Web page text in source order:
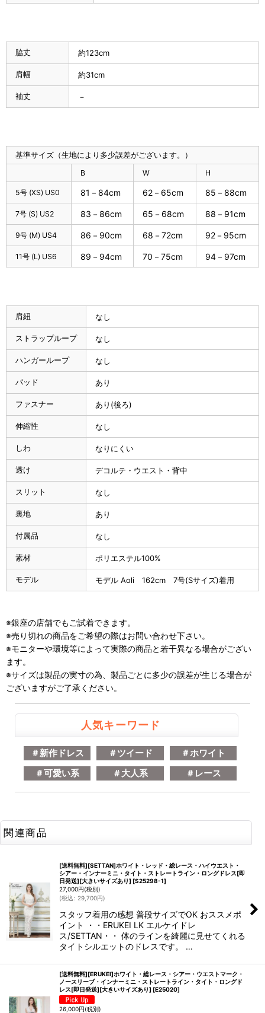
脇丈 約123cm
肩幅 約31cm
袖丈 －
基準サイズ（生地により多少誤差がございます。）
B W H
5号 (XS) US0 81－84cm 62－65cm 85－88cm
7号 (S) US2 83－86cm 65－68cm 88－91cm
9号 (M) US4 86－90cm 68－72cm 92－95cm
11号 (L) US6 89－94cm 70－75cm 94－97cm
肩紐 なし
ストラップループ なし
ハンガーループ なし
パッド あり
ファスナー あり(後ろ)
伸縮性 なし
しわ なりにくい
透け デコルテ・ウエスト・背中
スリット なし
裏地 あり
付属品 なし
素材 ポリエステル100%
モデル モデル Aoli 162cm 7号(Sサイズ)着用
※銀座の店舗でもご試着できます。
※売り切れの商品をご希望の際はお問い合わせ下さい。
※モニターや環境等によって実際の商品と若干異なる場合がござい
ます。
※サイズは製品の実寸の為、製品ごとに多少の誤差が生じる場合が
ございますがご了承ください。
人気キーワード
＃新作ドレス ＃ツイード
＃ホワイト
＃可愛い系
＃大人系 ＃レース
関連商品
[送料無料][SETTAN]ホワイト・レッド・総レース・ハイウエスト・
シアー・インナーミニ・タイト・ストレートライン・ロングドレス[即
日発送][大きいサイズあり] [S25298-1]
27,000円(税別)
(税込 : 29,700円)
スタッフ着用の感想 普段サイズでOK おススメポ
イント ・・ERUKEI LK エルケイドレ
ス/SETTAN・・ 体のラインを綺麗に見せてくれる
タイトシルエットのドレスです。 …
[送料無料][ERUKEI]ホワイト・総レース・シアー・ウエストマーク・
ノースリーブ・インナーミニ・ストレートライン・タイト・ロングド
レス[即日発送][大きいサイズあり] [E25020]
26,000円(税別)